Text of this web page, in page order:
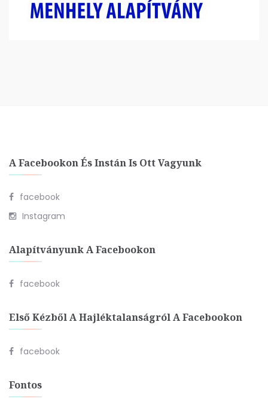
A Facebookon És Instán Is Ott Vagyunk
facebook
Instagram
Alapítványunk A Facebookon
facebook
Első Kézből A Hajléktalanságról A Facebookon
facebook
Fontos